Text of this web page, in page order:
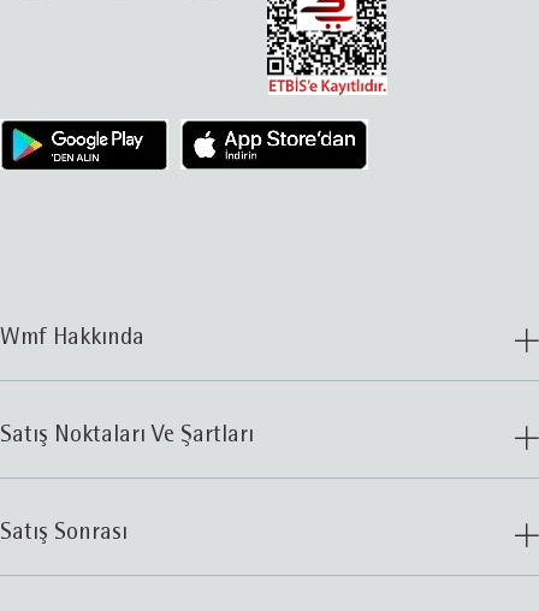
Wmf Hakkında
Satış Noktaları Ve Şartları
Satış Sonrası